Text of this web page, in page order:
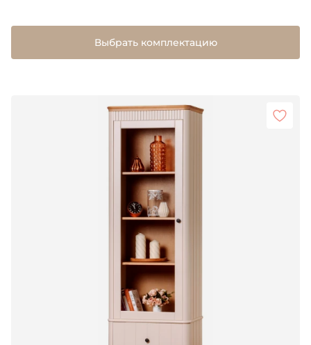
Выбрать комплектацию